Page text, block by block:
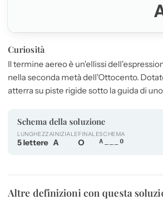
Curiosità
Il termine aereoè un'ellissi
nella seconda metà dell'Ottocento.
atterra su piste rigide sotto la guida di
Schema della soluzione
LUNGHEZZA
5 lettere
INIZIALE
A
FINALE
O
SCHEMA
A___O
Altre definizioni con questa